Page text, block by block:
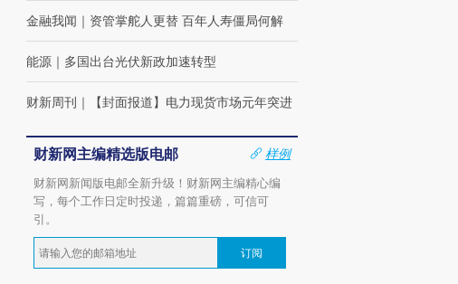
金融我闻 ｜ 资管掌舵人更替 百年人寿僵局何解
能源 ｜ 多国出台光伏新政加速转型
财新周刊 ｜ 【封面报道】电力现货市场元年突进
财新网主编精选版电邮
样例
财新网新闻版电邮全新升级！财新网主编精心编
写，每个工作日定时投递，篇篇重磅，可信可
引。
订阅